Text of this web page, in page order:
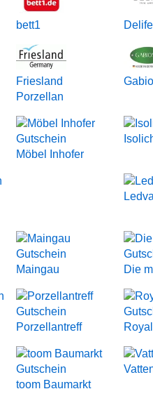
bett1 Delife
Friesland
Porzellan
Möbel Inhofer
Maingau Die
Porzellantreff
toom Baumarkt